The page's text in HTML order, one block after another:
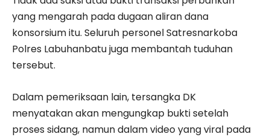
yang mengarah pada dugaan aliran dana
konsorsium itu. Seluruh personel Satresnarkoba
Polres Labuhanbatu juga membantah tuduhan
tersebut.
Dalam pemeriksaan lain, tersangka DK
menyatakan akan mengungkap bukti setelah
proses sidang, namun dalam video yang viral pada